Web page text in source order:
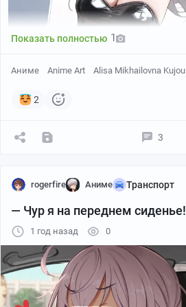
Показать полностью 1
Аниме Anime Art Alisa Mikhailovna Kujou
2
3
rogerfire Аниме Транспорт
— Чур я на переднем сиденье!
1 год назад 0